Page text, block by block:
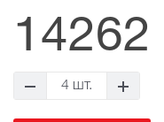
14262
4 шт.